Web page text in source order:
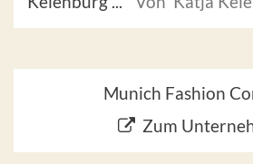
Munich Fashion
Zum